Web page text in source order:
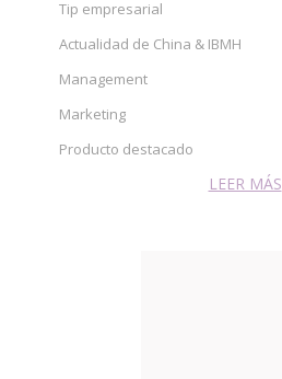
Tip empresarial
Actualidad de China & IBMH
Management
Marketing
Producto destacado
LEER MÁS